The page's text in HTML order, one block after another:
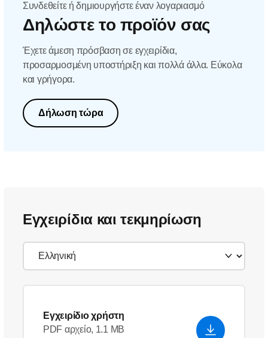
Συνδεθείτε ή δημιουργήστε έναν λογαριασμό
Δηλώστε το προϊόν σας
Έχετε άμεση πρόσβαση σε εγχειρίδια,
προσαρμοσμένη υποστήριξη και πολλά άλλα. Εύκολα
και γρήγορα.
Δήλωση τώρα
Εγχειρίδια και τεκμηρίωση
Εγχειρίδιο χρήστη
PDF αρχείο, 1.1 MB